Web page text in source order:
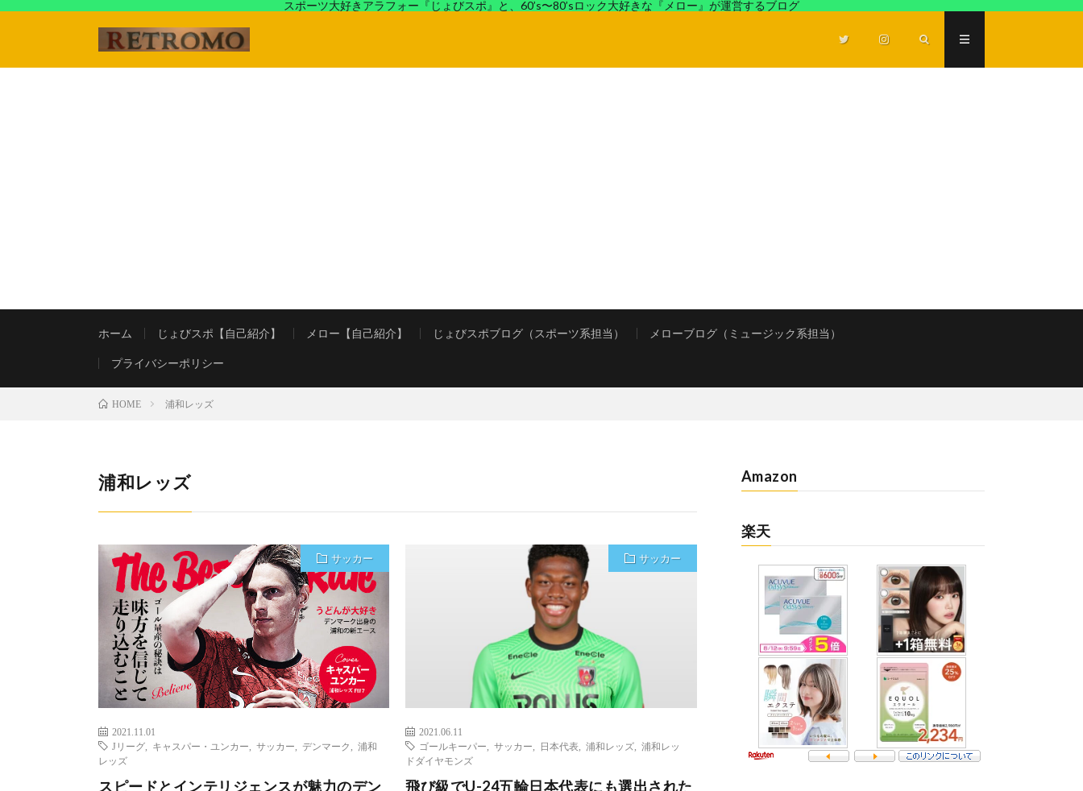
スポーツ大好きアラフォー『じょびスポ』と、60’s〜80’sロック大好きな『メロー』が運営するブログ
ホーム じょびスポ【自己紹介】 メロー【自己紹介】 じょびスポブログ（スポーツ系担当） メローブログ（ミュージック系担当）
プライバシーポリシー
HOME 浦和レッズ
浦和レッズ
サッカー
2021.11.01
Jリーグ
キャスパー・ユンカー サッカー デンマーク
浦和
レッズ
スピードとインテリジェンスが魅力のデン
サッカー
2021.06.11
ゴールキーパー
,サッカー 日本代表 ,浦和レッズ ,浦和レッ
ドダイヤモンズ
飛び級でU-24五輪日本代表にも選出された
Amazon
楽天